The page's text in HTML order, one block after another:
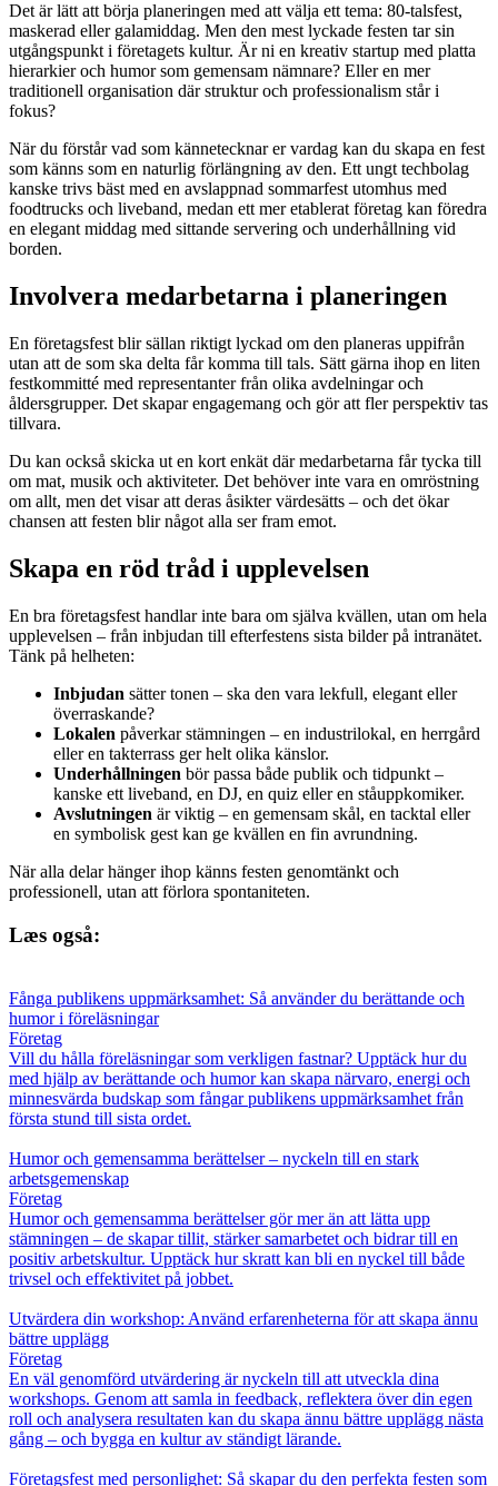
Det är lätt att börja planeringen med att välja ett tema: 80-talsfest,
maskerad eller galamiddag. Men den mest lyckade festen tar sin
utgångspunkt i företagets kultur. Är ni en kreativ startup med platta
hierarkier och humor som gemensam nämnare? Eller en mer
traditionell organisation där struktur och professionalism står i
fokus?
När du förstår vad som kännetecknar er vardag kan du skapa en fest
som känns som en naturlig förlängning av den. Ett ungt techbolag
kanske trivs bäst med en avslappnad sommarfest utomhus med
foodtrucks och liveband, medan ett mer etablerat företag kan föredra
en elegant middag med sittande servering och underhållning vid
borden.
Involvera medarbetarna i planeringen
En företagsfest blir sällan riktigt lyckad om den planeras uppifrån
utan att de som ska delta får komma till tals. Sätt gärna ihop en liten
festkommitté med representanter från olika avdelningar och
åldersgrupper. Det skapar engagemang och gör att fler perspektiv tas
tillvara.
Du kan också skicka ut en kort enkät där medarbetarna får tycka till
om mat, musik och aktiviteter. Det behöver inte vara en omröstning
om allt, men det visar att deras åsikter värdesätts – och det ökar
chansen att festen blir något alla ser fram emot.
Skapa en röd tråd i upplevelsen
En bra företagsfest handlar inte bara om själva kvällen, utan om hela
upplevelsen – från inbjudan till efterfestens sista bilder på intranätet.
Tänk på helheten:
Inbjudan sätter tonen – ska den vara lekfull, elegant eller
överraskande?
Lokalen påverkar stämningen – en industrilokal, en herrgård
eller en takterrass ger helt olika känslor.
Underhållningen bör passa både publik och tidpunkt –
kanske ett liveband, en DJ, en quiz eller en ståuppkomiker.
Avslutningen är viktig – en gemensam skål, en tacktal eller
en symbolisk gest kan ge kvällen en fin avrundning.
När alla delar hänger ihop känns festen genomtänkt och
professionell, utan att förlora spontaniteten.
Læs også:
Fånga publikens uppmärksamhet: Så använder du berättande och
humor i föreläsningar
Företag
Vill du hålla föreläsningar som verkligen fastnar? Upptäck hur du
med hjälp av berättande och humor kan skapa närvaro, energi och
minnesvärda budskap som fångar publikens uppmärksamhet från
första stund till sista ordet.
Humor och gemensamma berättelser – nyckeln till en stark
arbetsgemenskap
Företag
Humor och gemensamma berättelser gör mer än att lätta upp
stämningen – de skapar tillit, stärker samarbetet och bidrar till en
positiv arbetskultur. Upptäck hur skratt kan bli en nyckel till både
trivsel och effektivitet på jobbet.
Utvärdera din workshop: Använd erfarenheterna för att skapa ännu
bättre upplägg
Företag
En väl genomförd utvärdering är nyckeln till att utveckla dina
workshops. Genom att samla in feedback, reflektera över din egen
roll och analysera resultaten kan du skapa ännu bättre upplägg nästa
gång – och bygga en kultur av ständigt lärande.
Företagsfest med personlighet: Så skapar du den perfekta festen som